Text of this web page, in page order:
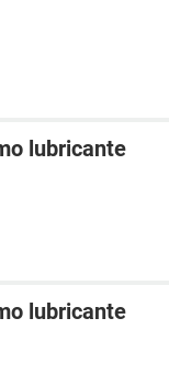
lubricante
lubricante